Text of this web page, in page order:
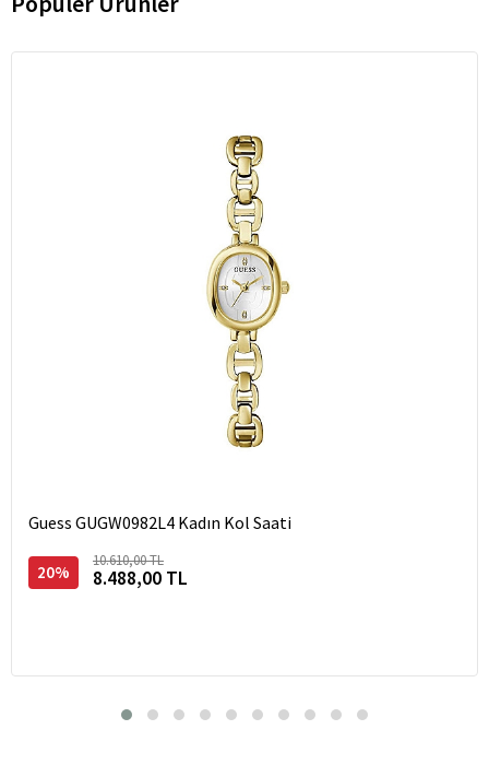
Guess GUGW0982L4 Kadın Kol Saati
20%
10.610,00 TL
8.488,00 TL